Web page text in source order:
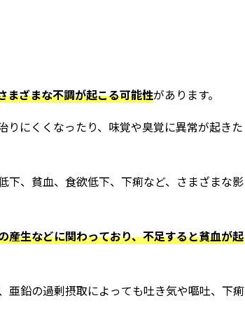
まざまな不調が起こる可能性があります。
にくくなったり、味覚や臭覚に異常が起きた
下、貧血、食欲低下、下痢など、さまざまな影
産生などに関わっており、不足すると貧血が起
亜鉛の過剰摂取によっても吐き気や嘔吐、下痢